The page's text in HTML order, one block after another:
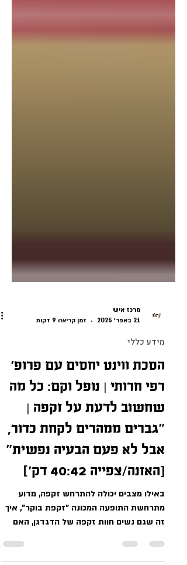
21 באפר׳ 2025
זמן קריאה 9 דקות
מידע כללי
הסכת ווינט יחסים עם פרופ׳
רפי חרותי | נופל וקם: כל מה
שחשוב לדעת על זקפה |
"גברים ממהרים לקחת כדור,
אבל לא פעם הבעיה נפשית"
[האזנה/צפייה 40:42 דק׳]
באילו מצבים יכולה להתרחש זקפה, מדוע